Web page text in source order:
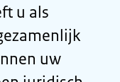
u als
uw